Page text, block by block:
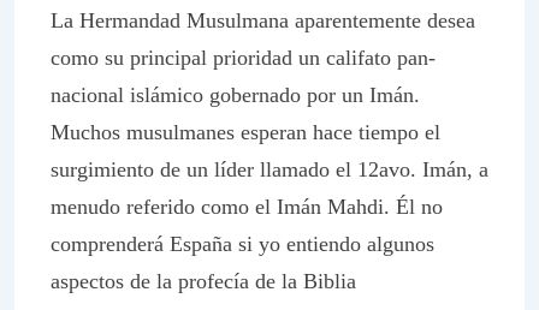
La Hermandad Musulmana aparentemente desea
como su principal prioridad un califato pan-
nacional islámico gobernado por un Imán.
Muchos musulmanes esperan hace tiempo el
surgimiento de un líder llamado el 12avo. Imán, a
menudo referido como el Imán Mahdi. Él no
comprenderá España si yo entiendo algunos
aspectos de la profecía de la Biblia